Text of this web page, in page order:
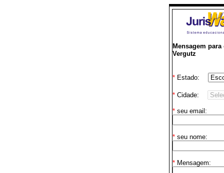
Mensagem
Vergutz
*Estado:
*Cidade:
*seu email:
*seu nome:
*Mensagem: